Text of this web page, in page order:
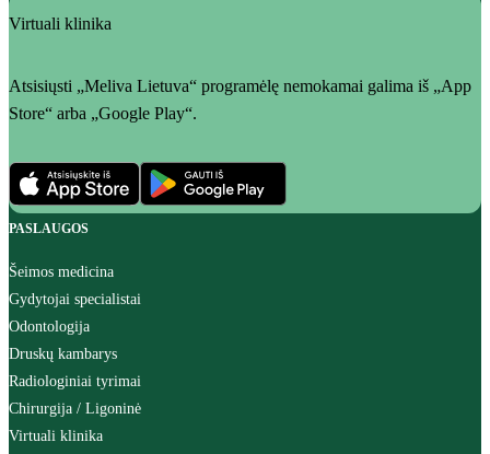
Virtuali klinika
Atsisiųsti „Meliva Lietuva“ programėlę nemokamai galima iš „App
Store“ arba „Google Play“.
PASLAUGOS
Šeimos medicina
Gydytojai specialistai
Odontologija
Druskų kambarys
Radiologiniai tyrimai
Chirurgija / Ligoninė
Virtuali klinika